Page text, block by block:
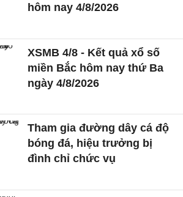
hôm nay 4/8/2026
XSMB 4/8 - Kết quả xổ số
miền Bắc hôm nay thứ Ba
ngày 4/8/2026
Tham gia đường dây cá độ
bóng đá, hiệu trưởng bị
đình chỉ chức vụ